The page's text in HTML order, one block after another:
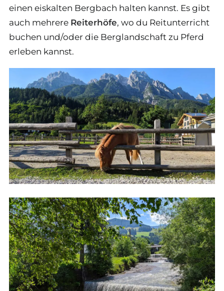
einen eiskalten Bergbach halten kannst. Es gibt
auch mehrere Reiterhöfe, wo du Reitunterricht
buchen und/oder die Berglandschaft zu Pferd
erleben kannst.